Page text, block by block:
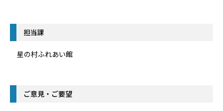
担当課
星の村ふれあい館
ご意見・ご要望